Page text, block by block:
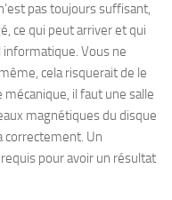
pas toujours suffisant,
ce qui peut arriver et qui
Vous ne
cela risquerait de le
mécanique, il faut une salle
magnétiques du disque
correctement. Un
pour avoir un résultat